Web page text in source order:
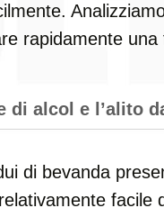
rapidamente
di alcol e l’alito
di bevanda
facile